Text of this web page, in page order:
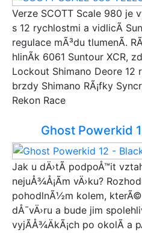
Verze SCOTT Scale 980 je
s 12 rychlostmi a vidlicÃ­
regulace mÃ³du tlumenÃ­.
hlinÃ­k 6061 Suntour XCR,
Lockout Shimano Deore
brzdy Shimano RÃ¡fky
Rekon Race
Ghost Powerkid
Jak u dÄ›tÃ­ podpoÅ™it
nejuÅ¾Å¡Ã­m vÄ›ku?
pohodlnÃ½m kolem, kterÃ©
dÅ¯vÄ›ru a bude jim
vyjÃ­Å¾ÄkÃ¡ch po okolÃ­ a